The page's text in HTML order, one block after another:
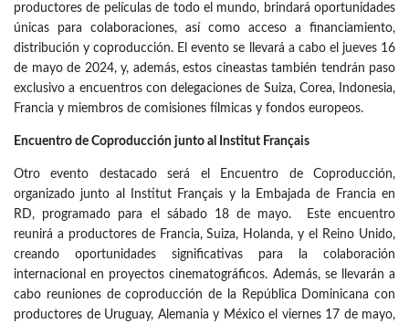
productores de películas de todo el mundo, brindará oportunidades
únicas para colaboraciones, así como acceso a financiamiento,
distribución y coproducción. El evento se llevará a cabo el jueves 16
de mayo de 2024, y, además, estos cineastas también tendrán paso
exclusivo a encuentros con delegaciones de Suiza, Corea, Indonesia,
Francia y miembros de comisiones fílmicas y fondos europeos.
Encuentro de Coproducción junto al Institut Français
Otro evento destacado será el Encuentro de Coproducción,
organizado junto al Institut Français y la Embajada de Francia en
RD, programado para el sábado 18 de mayo. Este encuentro
reunirá a productores de Francia, Suiza, Holanda, y el Reino Unido,
creando oportunidades significativas para la colaboración
internacional en proyectos cinematográficos. Además, se llevarán a
cabo reuniones de coproducción de la República Dominicana con
productores de Uruguay, Alemania y México el viernes 17 de mayo,